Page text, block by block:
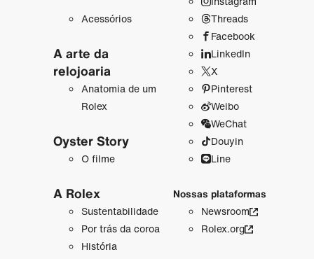
Acessórios
A arte da
relojoaria
Anatomia de um
Rolex
Oyster Story
O filme
A Rolex
Sustentabilidade
Por trás da coroa
História
Threads
Facebook
LinkedIn
X
Pinterest
Weibo
WeChat
Douyin
Line
Nossas plataformas
Newsroom
Rolex.org